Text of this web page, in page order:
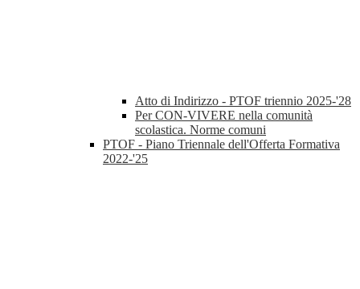
Atto di Indirizzo - PTOF triennio 2025-'28
Per CON-VIVERE nella comunità
scolastica. Norme comuni
PTOF - Piano Triennale dell'Offerta Formativa
2022-'25